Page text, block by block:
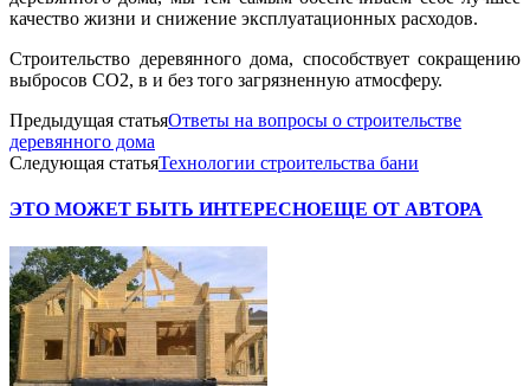
качество жизни и снижение эксплуатационных расходов.
Строительство деревянного дома, способствует сокращению
выбросов CO2, в и без того загрязненную атмосферу.
Предыдущая статьяОтветы на вопросы о строительстве
деревянного дома
Следующая статьяТехнологии строительства бани
ЭТО МОЖЕТ БЫТЬ ИНТЕРЕСНОЕЩЕ ОТ АВТОРА